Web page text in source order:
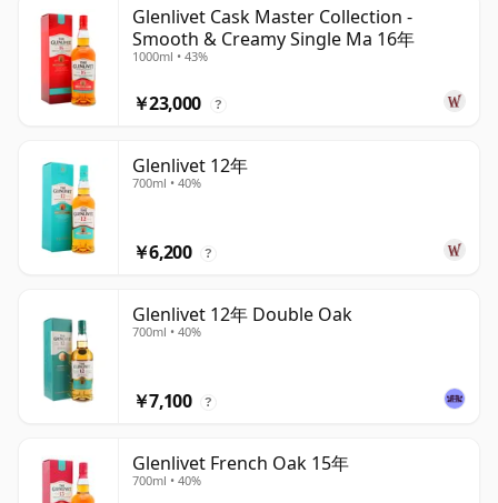
Glenlivet Cask Master Collection -
Smooth & Creamy Single Ma 16年
1000ml • 43%
￥23,000 ?
Glenlivet 12年
700ml • 40%
￥6,200 ?
Glenlivet 12年 Double Oak
700ml • 40%
￥7,100 ?
Glenlivet French Oak 15年
700ml • 40%